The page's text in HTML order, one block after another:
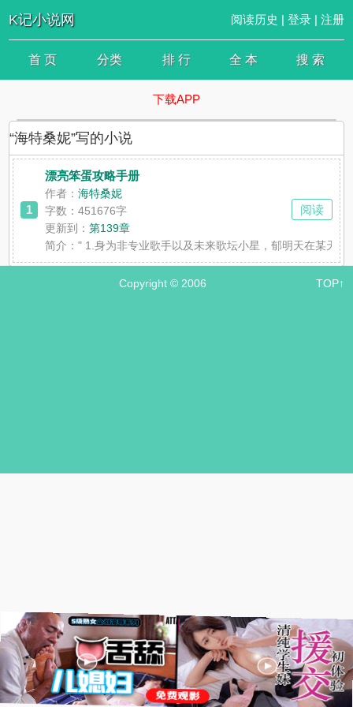
K记小说网 阅读历史 | 登录| 注册
首 页 分类 排 行 全 本 搜 索
下载APP
“海特桑妮”写的小说
1
漂亮笨蛋攻略手册
作者：海特桑妮
字数：451676字
更新到：第139章
简介：" 1.身为非专业歌手以及未来歌坛小星，郁明天在某天
阅读
Copyright © 2006 TOP↑